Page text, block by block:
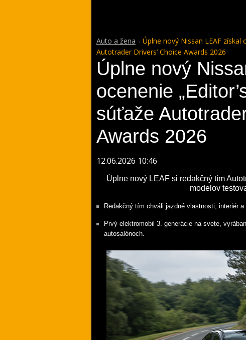
Auto a žena
Úplne nový Nissan LEAF získal
Autotrader Drivers’ Choice Awards 2026
Úplne nový
ocenenie
súťaže
Awards 2026
12.06.2026 10:46
Úplne nový LEAF si redakčný tím
modelov
Redakčný tím chváli jazdné vlastnosti, interiér a
Prvý elektromobil 3. generácie na svete,
autosalónoch.